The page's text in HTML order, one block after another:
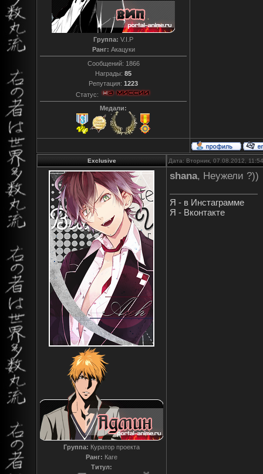
Группа: V.I.P
Ранг: Акацуки
Сообщений: 1866
Награды: 85
Репутация: 1223
Статус:
Медали:
Exclusive Дата: Вторник, 07.08.2012,
Группа: Куратор проекта
Ранг: Каге
Титул:
shana, Неужели ?))
Я - в Инстаграмме
Я - Вконтакте